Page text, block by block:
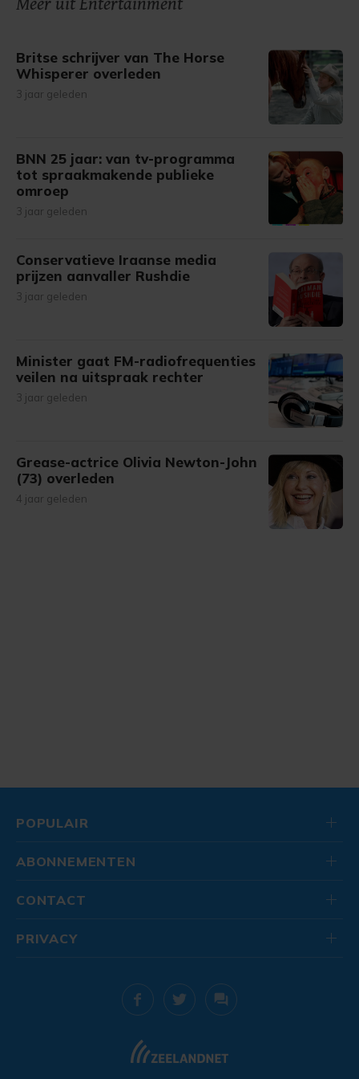
Meer uit Entertainment
Britse schrijver van The Horse
Whisperer overleden
3 jaar geleden
BNN 25 jaar: van tv-programma
tot spraakmakende publieke
omroep
3 jaar geleden
Conservatieve Iraanse media
prijzen aanvaller Rushdie
3 jaar geleden
Minister gaat FM-radiofrequenties
veilen na uitspraak rechter
3 jaar geleden
Grease-actrice Olivia Newton-John
(73) overleden
4 jaar geleden
POPULAIR
ABONNEMENTEN
CONTACT
PRIVACY